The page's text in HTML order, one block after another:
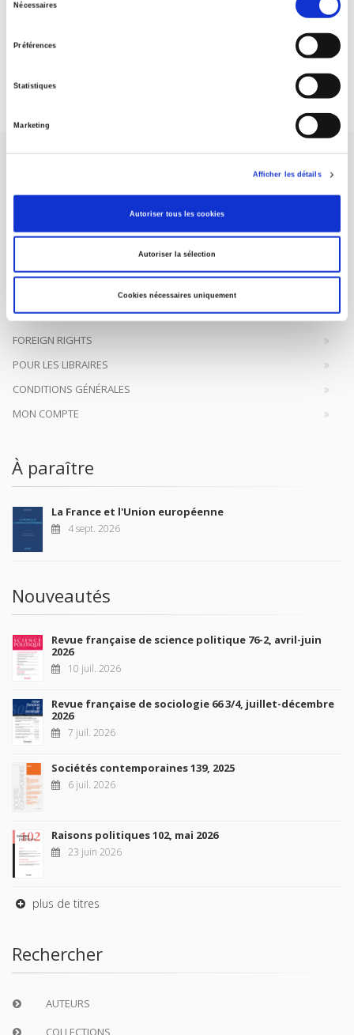
Nécessaires
Préférences
Statistiques
Marketing
Afficher les détails
Autoriser tous les cookies
Autoriser la sélection
Cookies nécessaires uniquement
ABONNEZ-VOUS À NOS
Maison d'édition dédiée aux sciences humaines et sociales, les
Presses de Sciences Po participent depuis leur création en 1976
CONTACTS
FOREIGN RIGHTS
POUR LES LIBRAIRES
CONDITIONS GÉNÉRALES
MON COMPTE
À paraître
La France et l'Union européenne
4 sept. 2026
Nouveautés
Revue française de science politique 76-2, avril-juin
2026
10 juil. 2026
Revue française de sociologie 66 3/4, juillet-décembre
2026
7 juil. 2026
Sociétés contemporaines 139, 2025
6 juil. 2026
Raisons politiques 102, mai 2026
23 juin 2026
plus de titres
Rechercher
AUTEURS
COLLECTIONS